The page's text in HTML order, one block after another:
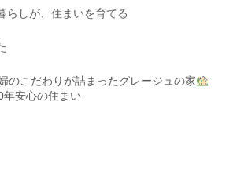
らしが、住まいを育てる
のこだわりが詰まったグレージュの家
安心の住まい